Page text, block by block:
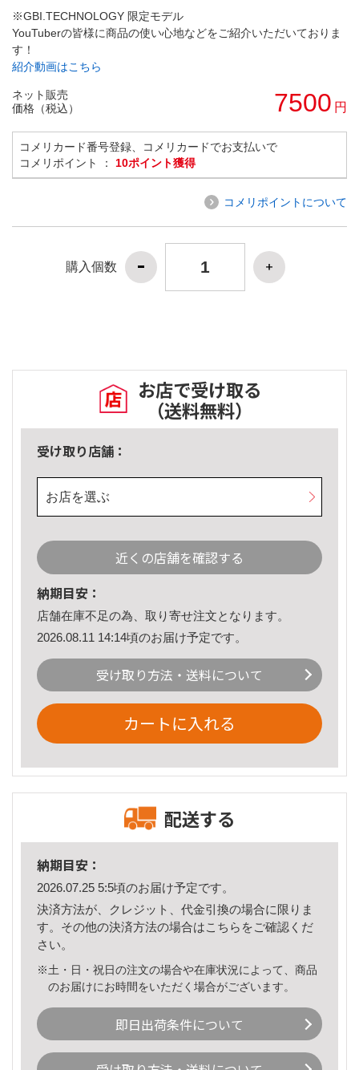
※GBI.TECHNOLOGY 限定モデル
YouTuberの皆様に商品の使い心地などをご紹介いただいておりま
す！
紹介動画はこちら
ネット販売
価格（税込）
7500 円
コメリカード番号登録、コメリカードでお支払いで
コメリポイント ： 10ポイント獲得
コメリポイントについて
購入個数
お店で受け取る
（送料無料）
受け取り店舗：
お店を選ぶ
近くの店舗を確認する
納期目安：
店舗在庫不足の為、取り寄せ注文となります。
2026.08.11 14:14頃のお届け予定です。
受け取り方法・送料について
カートに入れる
配送する
納期目安：
2026.07.25 5:5頃のお届け予定です。
決済方法が、クレジット、代金引換の場合に限りま
す。その他の決済方法の場合はこちら をご確認くだ
さい。
※土・日・祝日の注文の場合や在庫状況によって、商品
のお届けにお時間をいただく場合がございます。
即日出荷条件について